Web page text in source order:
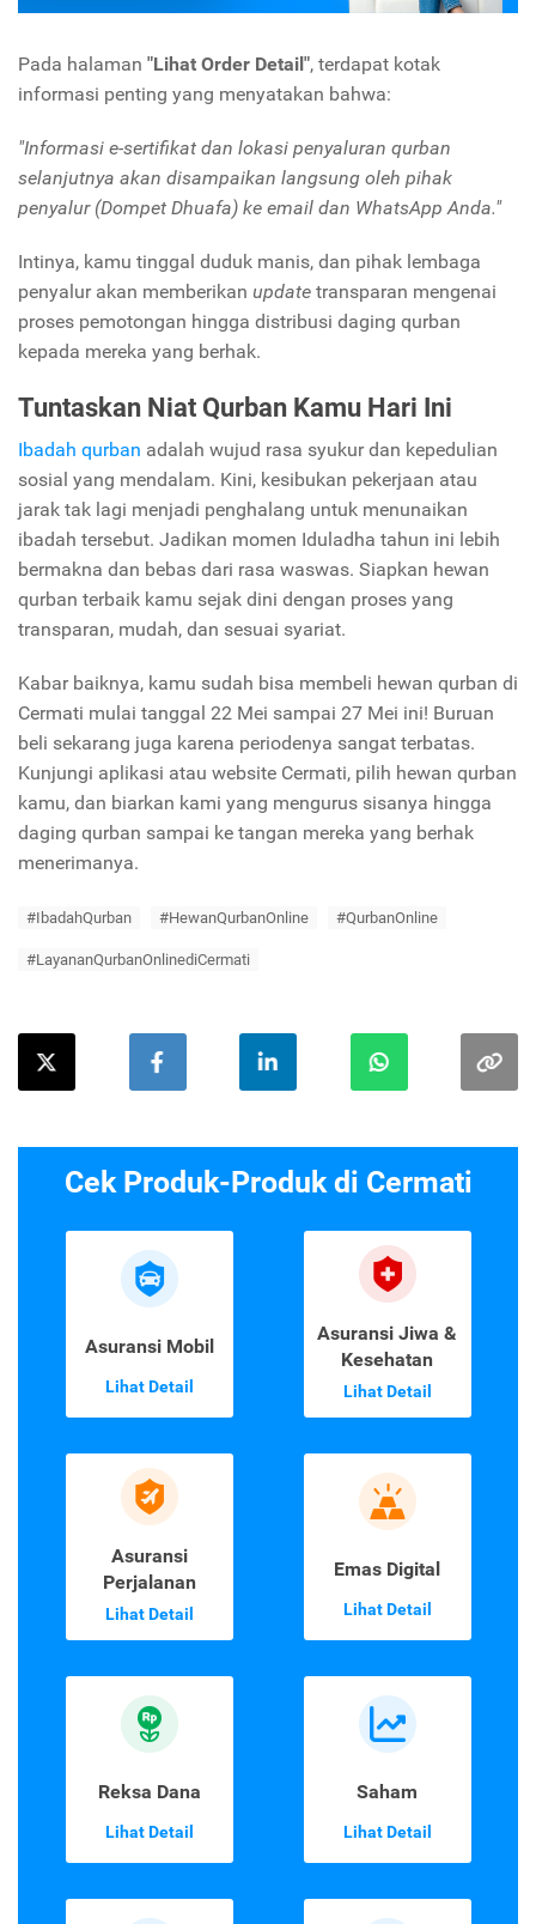
Pada halaman "Lihat Order Detail", terdapat kotak
informasi penting yang menyatakan bahwa:
"Informasi e-sertifikat dan lokasi penyaluran qurban
selanjutnya akan disampaikan langsung oleh pihak
penyalur (Dompet Dhuafa) ke email dan WhatsApp Anda."
Intinya, kamu tinggal duduk manis, dan pihak lembaga
penyalur akan memberikan update transparan mengenai
proses pemotongan hingga distribusi daging qurban
kepada mereka yang berhak.
Tuntaskan Niat Qurban Kamu Hari Ini
Ibadah qurban adalah wujud rasa syukur dan kepedulian
sosial yang mendalam. Kini, kesibukan pekerjaan atau
jarak tak lagi menjadi penghalang untuk menunaikan
ibadah tersebut. Jadikan momen Iduladha tahun ini lebih
bermakna dan bebas dari rasa waswas. Siapkan hewan
qurban terbaik kamu sejak dini dengan proses yang
transparan, mudah, dan sesuai syariat.
Kabar baiknya, kamu sudah bisa membeli hewan qurban di
Cermati mulai tanggal 22 Mei sampai 27 Mei ini! Buruan
beli sekarang juga karena periodenya sangat terbatas.
Kunjungi aplikasi atau website Cermati, pilih hewan qurban
kamu, dan biarkan kami yang mengurus sisanya hingga
daging qurban sampai ke tangan mereka yang berhak
menerimanya.
#IbadahQurban #HewanQurbanOnline #QurbanOnline
#LayananQurbanOnlinediCermati
Cek Produk-Produk di Cermati
Asuransi Mobil
Lihat Detail
Asuransi Jiwa &
Kesehatan
Lihat Detail
Asuransi
Perjalanan
Lihat Detail
Emas Digital
Lihat Detail
Reksa Dana
Lihat Detail
Saham
Lihat Detail